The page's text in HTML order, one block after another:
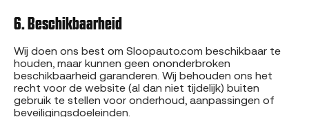
6. Beschikbaarheid
Wij doen ons best om Sloopauto.com beschikbaar te
houden, maar kunnen geen ononderbroken
beschikbaarheid garanderen. Wij behouden ons het
recht voor de website (al dan niet tijdelijk) buiten
gebruik te stellen voor onderhoud, aanpassingen of
beveiligingsdoeleinden.